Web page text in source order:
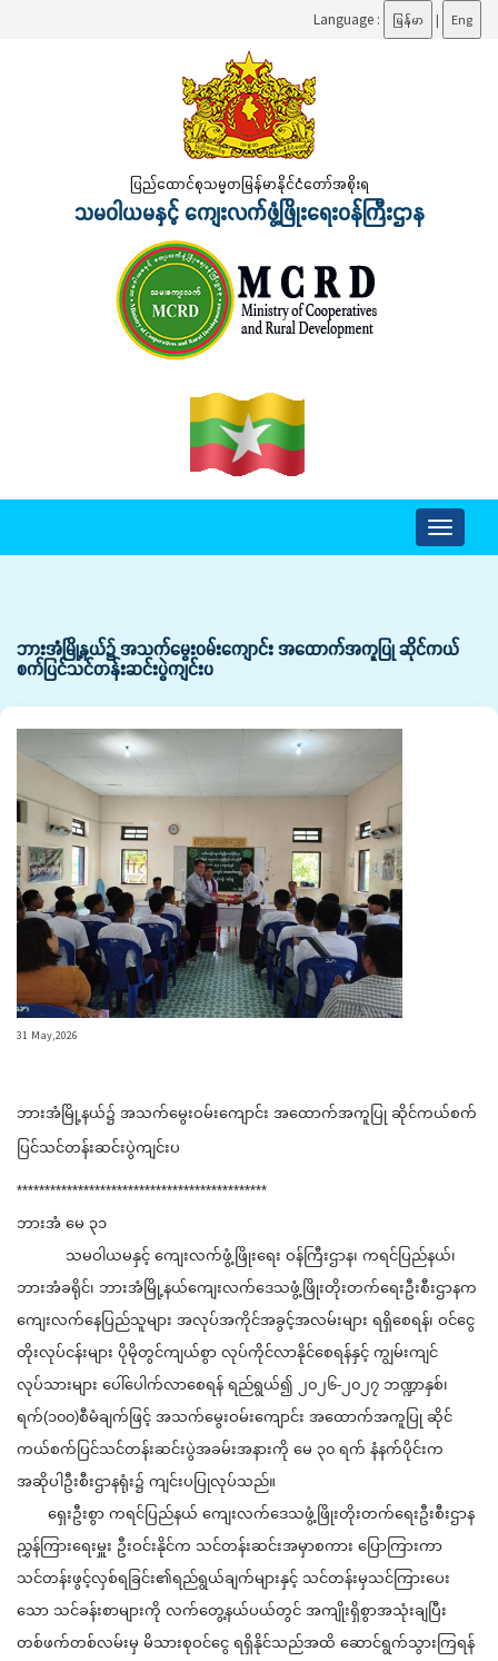
Language : မြန်မာ | Eng
ပြည်ထောင်စုသမ္မတမြန်မာနိုင်ငံတော်အစိုးရ
သမဝါယမနှင့် ကျေးလက်ဖွံ့ဖြိုးရေးဝန်ကြီးဌာန
Toggle
ဘားအံမြို့နယ်၌ အသက်မွေးဝမ်းကျောင်း အထောက်အကူပြု ဆိုင်ကယ်
စက်ပြင်သင်တန်းဆင်းပွဲကျင်းပ
31 May,2026
ဘားအံမြို့နယ်၌ အသက်မွေးဝမ်းကျောင်း အထောက်အကူပြု ဆိုင်ကယ်စက်
ပြင်သင်တန်းဆင်းပွဲကျင်းပ
*********************************************
ဘားအံ မေ ၃၁
သမဝါယမနှင့် ကျေးလက်ဖွံ့ဖြိုးရေး ဝန်ကြီးဌာန၊ ကရင်ပြည်နယ်၊
ဘားအံခရိုင်၊ ဘားအံမြို့နယ်ကျေးလက်ဒေသဖွံ့ဖြိုးတိုးတက်ရေးဦးစီးဌာနက
ကျေးလက်နေပြည်သူများ အလုပ်အကိုင်အခွင့်အလမ်းများ ရရှိစေရန်၊ ဝင်ငွေ
တိုးလုပ်ငန်းများ ပိုမိုတွင်ကျယ်စွာ လုပ်ကိုင်လာနိုင်စေရန်နှင့် ကျွမ်းကျင်
လုပ်သားများ ပေါ်ပေါက်လာစေရန် ရည်ရွယ်၍ ၂၀၂၆-၂၀၂၇ ဘဏ္ဍာနှစ်၊
ရက်(၁၀၀)စီမံချက်ဖြင့် အသက်မွေးဝမ်းကျောင်း အထောက်အကူပြု ဆိုင်
ကယ်စက်ပြင်သင်တန်းဆင်းပွဲအခမ်းအနားကို မေ ၃၀ ရက် နံနက်ပိုင်းက
အဆိုပါဦးစီးဌာနရုံး၌ ကျင်းပပြုလုပ်သည်။
ရှေးဦးစွာ ကရင်ပြည်နယ် ကျေးလက်ဒေသဖွံ့ဖြိုးတိုးတက်ရေးဦးစီးဌာန
ညွှန်ကြားရေးမှူး ဦးဝင်းနိုင်က သင်တန်းဆင်းအမှာစကား ပြောကြားကာ
သင်တန်းဖွင့်လှစ်ရခြင်း၏ရည်ရွယ်ချက်များနှင့် သင်တန်းမှသင်ကြားပေး
သော သင်ခန်းစာများကို လက်‌တွေ့နယ်ပယ်တွင် အကျိုးရှိစွာအသုံးချပြီး
တစ်ဖက်တစ်လမ်းမှ မိသားစုဝင်ငွေ ရရှိနိုင်သည်အထိ ဆောင်ရွက်သွားကြရန်